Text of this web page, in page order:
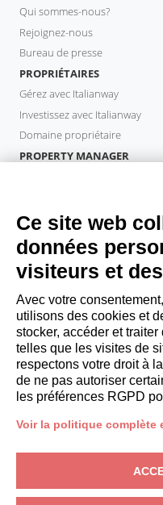
Qui sommes-nous?
Rejoignez-nous
Bureau de presse
PROPRIÉTAIRES
Gérez avec Italianway
Investissez avec Italianway
Domaine propriétaire
PROPERTY MANAGER
INVITÉS
Réservez un séjour
Séjour longue durée
Expériences pour les clients
Reductions pour les clients
Conventions pour les
booking@italianway.house
+390286882952
N° TVA:
Protection de la vie privée-
Ce site web
données
visiteurs et
Avec votre
utilisons des cookies et
stocker, accéder et
telles que les visites de
respectons votre droit à
de ne pas autoriser
les préférences RGPD
Voir la politique complète